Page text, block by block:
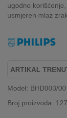
NALOG
AKCIJE
ugodno
usmjeren mlaz
ARTIKAL
Model: BHD003/00
Broj proizvoda: